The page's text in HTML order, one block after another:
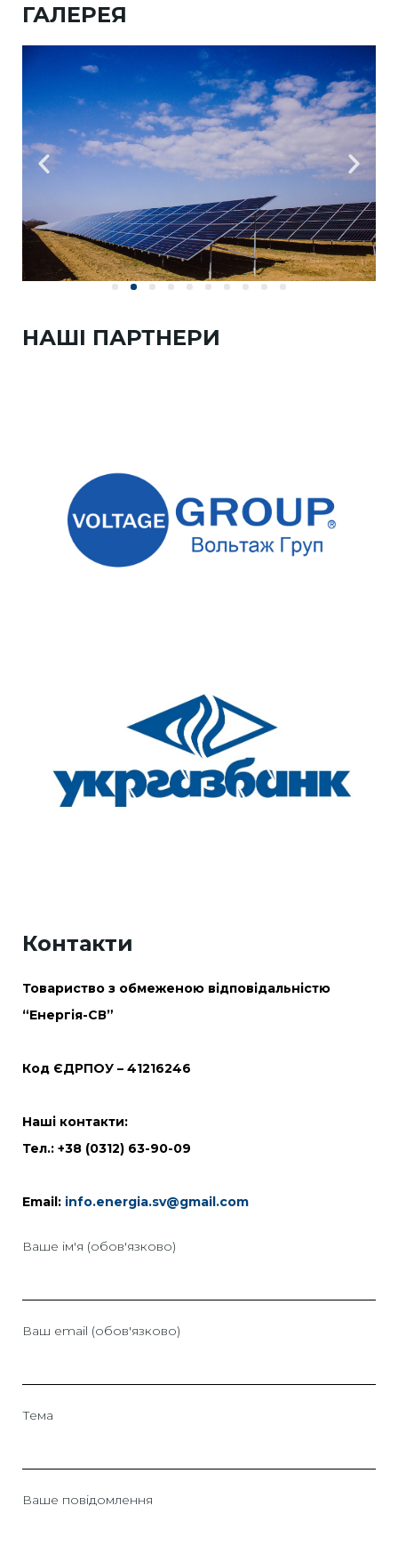
ГАЛЕРЕЯ
НАШІ ПАРТНЕРИ
Контакти
Товариство з обмеженою відповідальністю
“Енергія-СВ”
Код ЄДРПОУ – 41216246
Наші контакти:
Тел.: +38 (0312) 63-90-09
Email: info.energia.sv@gmail.com
Ваше ім'я (обов'язково)
Ваш email (обов'язково)
Тема
Ваше повідомлення